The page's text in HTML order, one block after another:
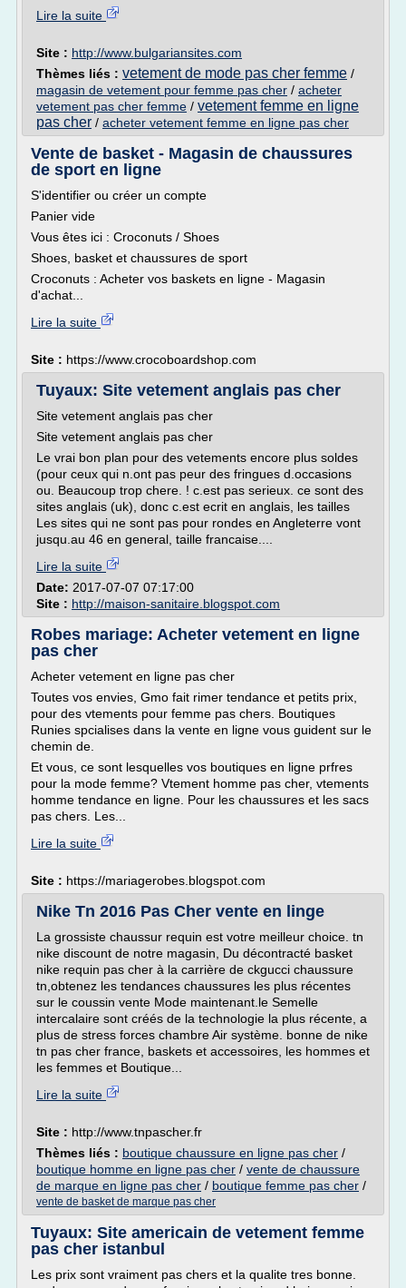
Lire la suite
Site : http://www.bulgariansites.com
Thèmes liés : vetement de mode pas cher femme /
magasin de vetement pour femme pas cher / acheter
vetement pas cher femme / vetement femme en ligne
pas cher / acheter vetement femme en ligne pas cher
Vente de basket - Magasin de chaussures
de sport en ligne
S'identifier ou créer un compte
Panier vide
Vous êtes ici : Croconuts / Shoes
Shoes, basket et chaussures de sport
Croconuts : Acheter vos baskets en ligne - Magasin
d'achat...
Lire la suite
Site : https://www.crocoboardshop.com
Tuyaux: Site vetement anglais pas cher
Site vetement anglais pas cher
Site vetement anglais pas cher
Le vrai bon plan pour des vetements encore plus soldes
(pour ceux qui n.ont pas peur des fringues d.occasions
ou. Beaucoup trop chere. ! c.est pas serieux. ce sont des
sites anglais (uk), donc c.est ecrit en anglais, les tailles
Les sites qui ne sont pas pour rondes en Angleterre vont
jusqu.au 46 en general, taille francaise....
Lire la suite
Date: 2017-07-07 07:17:00
Site : http://maison-sanitaire.blogspot.com
Robes mariage: Acheter vetement en ligne
pas cher
Acheter vetement en ligne pas cher
Toutes vos envies, Gmo fait rimer tendance et petits prix,
pour des vtements pour femme pas chers. Boutiques
Runies spcialises dans la vente en ligne vous guident sur le
chemin de.
Et vous, ce sont lesquelles vos boutiques en ligne prfres
pour la mode femme? Vtement homme pas cher, vtements
homme tendance en ligne. Pour les chaussures et les sacs
pas chers. Les...
Lire la suite
Site : https://mariagerobes.blogspot.com
Nike Tn 2016 Pas Cher vente en linge
La grossiste chaussur requin est votre meilleur choice. tn
nike discount de notre magasin, Du décontracté basket
nike requin pas cher à la carrière de ckgucci chaussure
tn,obtenez les tendances chaussures les plus récentes
sur le coussin vente Mode maintenant.le Semelle
intercalaire sont créés de la technologie la plus récente, a
plus de stress forces chambre Air système. bonne de nike
tn pas cher france, baskets et accessoires, les hommes et
les femmes et Boutique...
Lire la suite
Site : http://www.tnpascher.fr
Thèmes liés : boutique chaussure en ligne pas cher /
boutique homme en ligne pas cher / vente de chaussure
de marque en ligne pas cher / boutique femme pas cher /
vente de basket de marque pas cher
Tuyaux: Site americain de vetement femme
pas cher istanbul
Les prix sont vraiment pas chers et la qualite tres bonne.